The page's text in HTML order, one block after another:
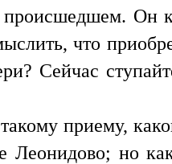
Он
что
Сейчас
приему,
Леонидово; но